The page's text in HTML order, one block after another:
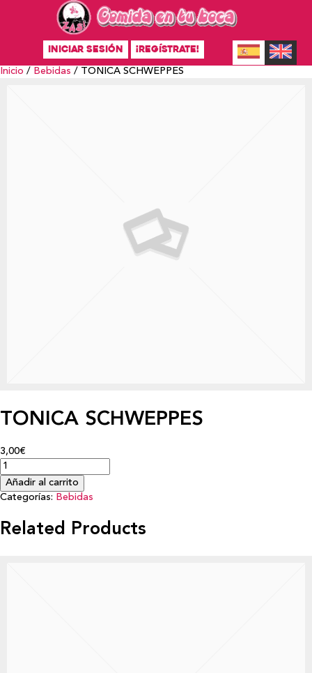
INICIAR SESIÓN ¡REGÍSTRATE!
Inicio / Bebidas / TONICA SCHWEPPES
TONICA SCHWEPPES
3,00€
Añadir al carrito
Categorías: Bebidas
Related Products